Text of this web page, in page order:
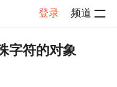
登录 频道
字符的对象